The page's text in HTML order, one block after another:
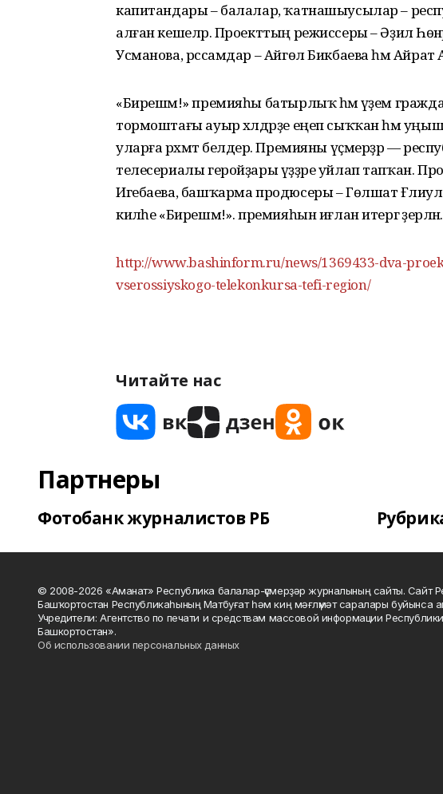
капитандары – балалар, ҡатнашыусылар –
алған кешеләр. Проекттың режиссеры – Әҙилә
Усманова, рәссамдар – Айгөл Бикбаева һәм Айрат
«Бирешмә!» премияһы батырлыҡ һәм әүҙем
тормоштағы ауыр хәлдәрҙе еңеп сыҡҡан һәм
уларға рәхмәт белдерә. Премияны үҫмерҙәр —
телесериалы геройҙары үҙҙәре уйлап тапҡан.
Игебаева, башҡарма продюсеры – Гөлшат
киләһе «Бирешмә!». премияһын иғлан итергә әҙерләнә.
http://www.bashinform.ru/news/1369433-dva-
vserossiyskogo-telekonkursa-tefi-region/
Читайте нас
Партнеры
Фотобанк журналистов РБ
© 2008-2026 «Аманат» Республика балалар-үҫмерҙәр журналының сайты.
Башҡортостан Республикаһының Матбуғат һәм киң мәғлүмәт саралары буйынса
Учредители: Агентство по печати и средствам массовой информации
Башкортостан».
Об использовании персональных данных